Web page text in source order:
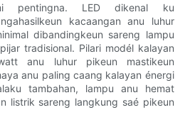
pentingna. LED dikenal ku
kacaangan anu luhur
dibandingkeun sareng lampu
tradisional. Pilari modél kalayan
anu luhur pikeun mastikeun
anu paling caang kalayan énergi
tambahan, lampu anu hemat
listrik sareng langkung saé pikeun